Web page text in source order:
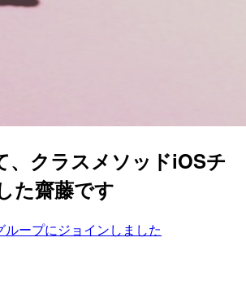
、クラスメソッドiOSチ
た齋藤です
ループにジョインしました